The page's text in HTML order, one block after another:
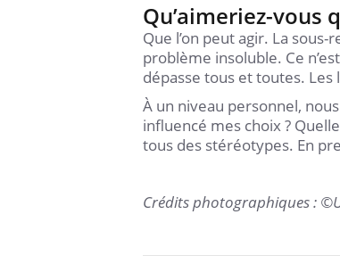
Qu’aimeriez-vous
Que l’on peut agir. La
problème insoluble. Ce
dépasse tous et toutes.
À un niveau personnel,
influencé mes choix ?
tous des stéréotypes. En
Crédits photographiques :